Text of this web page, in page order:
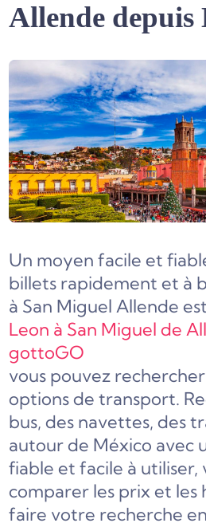
Allende depuis
Un moyen facile et
billets rapidement et à
à San Miguel Allende
Leon à San Miguel de
gottoGO
vous pouvez
options de transport.
bus, des navettes, des
autour de México avec
fiable et facile à utiliser,
comparer les prix et les
faire votre recherche